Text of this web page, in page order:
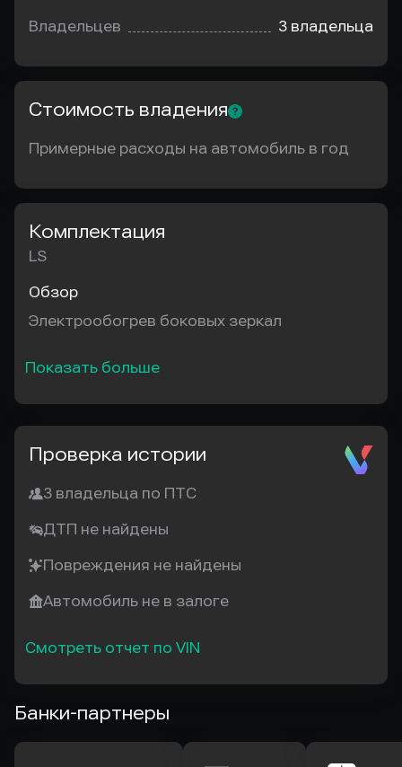
Владельцев 3 владельца
Стоимость владения
Примерные расходы на автомобиль в год
Комплектация
LS
Обзор
Электрообогрев боковых зеркал
Показать больше
Проверка истории
3 владельца по ПТС
ДТП не найдены
Повреждения не найдены
Автомобиль не в залоге
Смотреть отчет по VIN
Банки-партнеры